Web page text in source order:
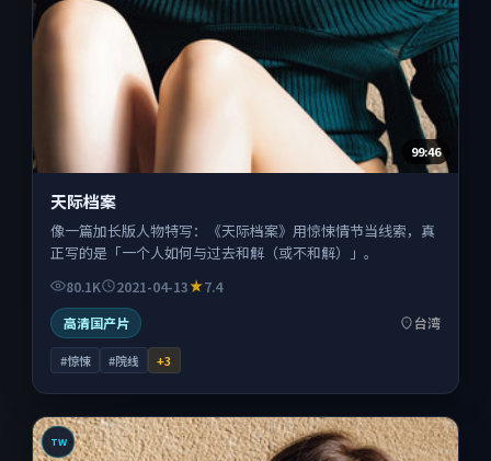
99:46
天际档案
像一篇加长版人物特写：《天际档案》用惊悚情节当线索，真
正写的是「一个人如何与过去和解（或不和解）」。
80.1K 2021-04-13
7.4
高清国产片
台湾
#惊悚 #院线 +3
TW